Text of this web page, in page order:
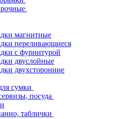
магнитные
переливающиеся
с фурнитурой
двуслойные
двухсторонние
сумки
посуда
таблички